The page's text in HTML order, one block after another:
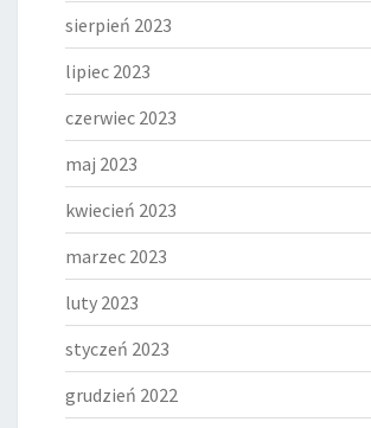
sierpień 2023
lipiec 2023
czerwiec 2023
maj 2023
kwiecień 2023
marzec 2023
luty 2023
styczeń 2023
grudzień 2022